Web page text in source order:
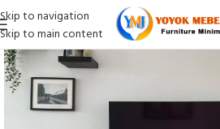
Skip to navigation
Skip to main content